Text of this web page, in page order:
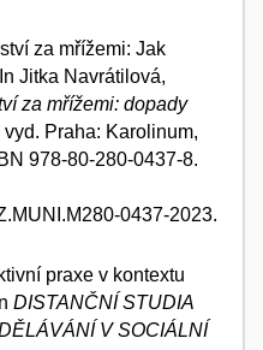
za mřížemi: Jak
Jitka Navrátilová,
za mřížemi: dopady
vyd. Praha: Karolinum,
978-80-280-0437-8.
0437-2023.
praxe v kontextu
DISTANČNÍ STUDIA
V SOCIÁLNÍ